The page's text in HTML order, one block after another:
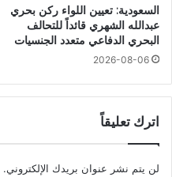
السعودية: تعيين اللواء ركن بحري
عبدالله الشهري قائداً للتحالف
البحري الدفاعي متعدد الجنسيات
2026-08-06
اترك تعليقاً
لن يتم نشر عنوان بريدك الإلكتروني.